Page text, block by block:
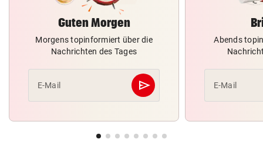
Guten Morgen
Morgens topinformiert über die
Nachrichten des Tages
E-Mail send
Abschicken
Abends
E-Mail